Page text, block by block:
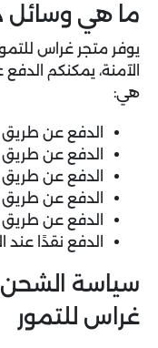
ما هي وسائل
يوفر متجر غراس
الآمنة، يمكنكم
هي:
الدفع عن طريق
الدفع عن طريق
الدفع عن
الدفع عن
الدفع عن طريق
الدفع نقدًا عند
سياسة
غراس للتمور